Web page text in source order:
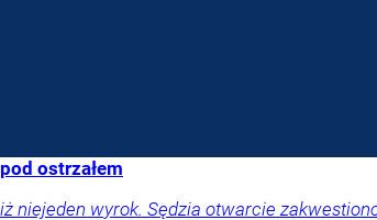
ostrzałem
niejeden wyrok. Sędzia otwarcie